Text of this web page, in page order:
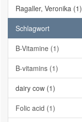
Ragaller, Veronika (1)
Schlagwort
B-Vitamine (1)
B-vitamins (1)
dairy cow (1)
Folic acid (1)